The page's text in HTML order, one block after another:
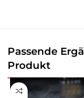
Passende
Produkt